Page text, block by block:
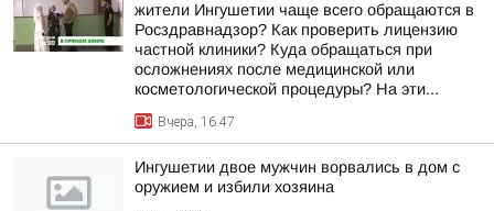
жители Ингушетии чаще всего обращаются в
Росздравнадзор? Как проверить лицензию
частной клиники? Куда обращаться при
осложнениях после медицинской или
косметологической процедуры? На эти...
Вчера, 16:47
Ингушетии двое мужчин ворвались в дом с
оружием и избили хозяина